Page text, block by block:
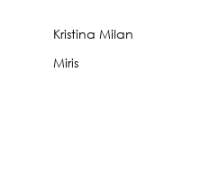
Kristina Milan
Miris